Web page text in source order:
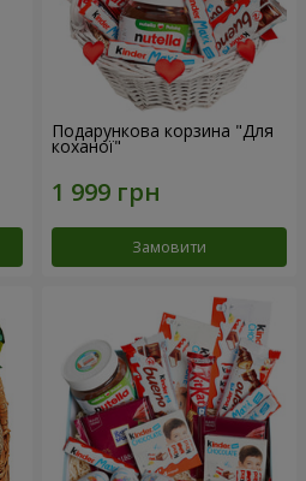
Подарункова корзина "Для
коханої"
Замовити